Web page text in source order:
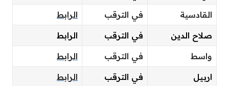
القادسية في الترقب الرابط
صلاح الدين في الترقب الرابط
واسط في الترقب الرابط
اربيل في الترقب الرابط